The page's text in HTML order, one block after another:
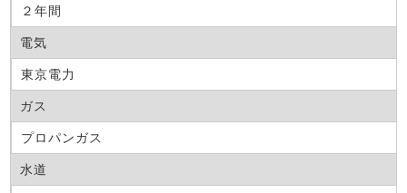
２年間
電気
東京電力
ガス
プロパンガス
水道